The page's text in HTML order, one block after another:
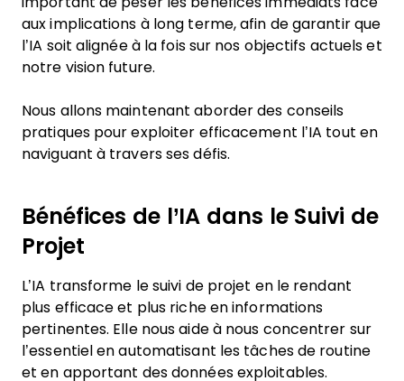
aux implications à long terme, afin de garantir que
l’IA soit alignée à la fois sur nos objectifs actuels et
notre vision future.
Nous allons maintenant aborder des conseils
pratiques pour exploiter efficacement l’IA tout en
naviguant à travers ses défis.
Bénéfices de l’IA dans le Suivi de
Projet
L’IA transforme le suivi de projet en le rendant
plus efficace et plus riche en informations
pertinentes. Elle nous aide à nous concentrer sur
l’essentiel en automatisant les tâches de routine
et en apportant des données exploitables.